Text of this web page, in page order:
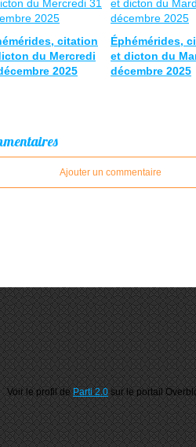
citation
du Mercredi
2025
Éphémérides,
et dicton du
décembre 2025
Ajouter un commentaire
Voir le profil deParti 2.0sur le portail